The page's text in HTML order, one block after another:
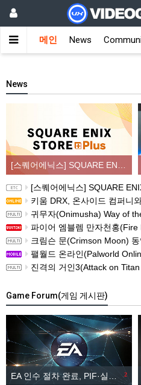
메인 News
News
[스퀘어에닉스] SQUARE ENIX STORE Plus 서비
키움 DRX, 온사이드 컴퍼니와 MOU 체
귀무자(Onimusha) Way of the Sword
파이어 엠블렘 만자천홍(Fire Emblem:
크림슨 문(Crimson Moon)
팰월드 온라인(Palworld Online) 발표, 모바일
진격의 거인3(Attack on
Game Forum(게임 게시판)
2
EA 인수 절차 완료, PIF·실버레이크 컨소시엄 산하 편입